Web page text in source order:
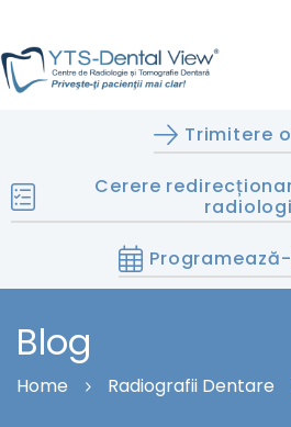
Trimitere
Cerere
Blog
Home
Radiografii Dentare